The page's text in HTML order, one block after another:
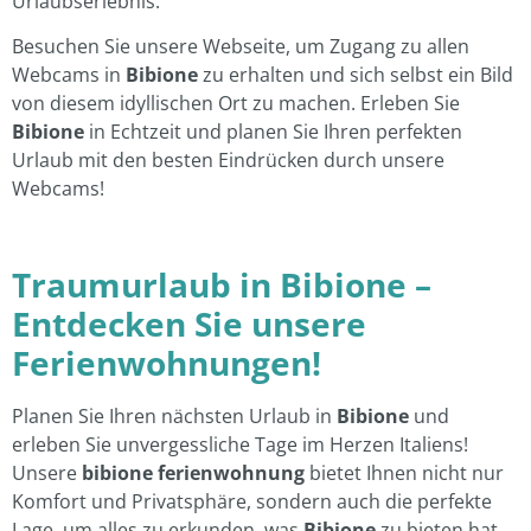
Besuchen Sie unsere Webseite, um Zugang zu allen
Webcams in Bibionezu erhalten und sich selbst ein Bild
von diesem idyllischen Ort zu machen. Erleben Sie
Bibione in Echtzeit und planen Sie Ihren perfekten
Urlaub mit den besten Eindrücken durch unsere
Webcams!
Traumurlaub in Bibione –
Entdecken Sie unsere
Ferienwohnungen!
Planen Sie Ihren nächsten Urlaub in Bibione und
erleben Sie unvergessliche Tage im Herzen Italiens!
Unsere bibione ferienwohnung bietet Ihnen nicht nur
Komfort und Privatsphäre, sondern auch die perfekte